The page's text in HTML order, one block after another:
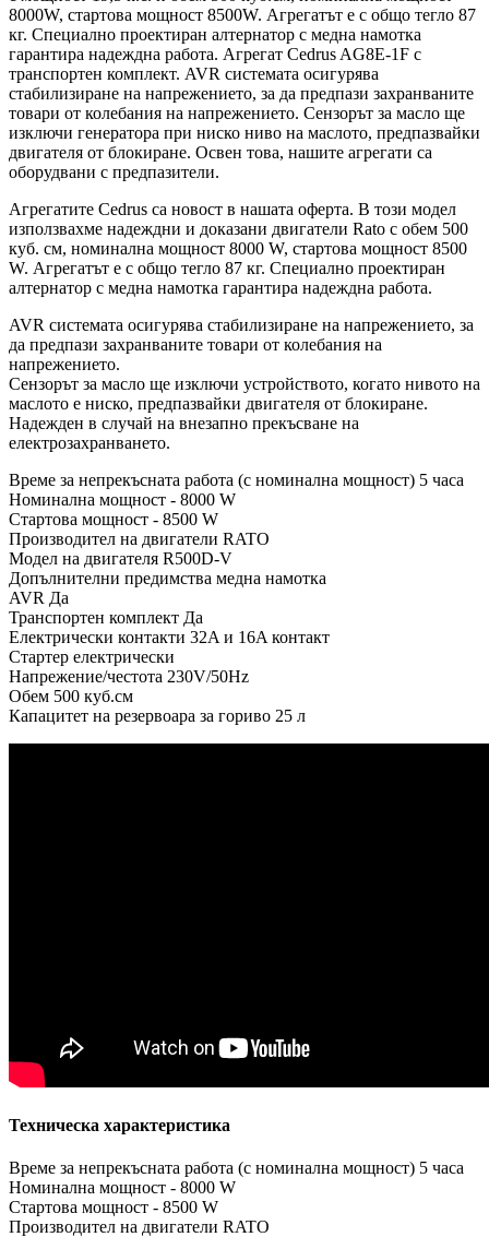
8000W, стартова мощност 8500W. Агрегатът е с общо тегло 87
кг. Специално проектиран алтернатор с медна намотка
гарантира надеждна работа. Агрегат Cedrus AG8E-1F с
транспортен комплект. AVR системата осигурява
стабилизиране на напрежението, за да предпази захранваните
товари от колебания на напрежението. Сензорът за масло ще
изключи генератора при ниско ниво на маслото, предпазвайки
двигателя от блокиране. Освен това, нашите агрегати са
оборудвани с предпазители.
Агрегатите Cedrus са новост в нашата оферта. В този модел
използвахме надеждни и доказани двигатели Rato с обем 500
куб. см, номинална мощност 8000 W, стартова мощност 8500
W. Агрегатът е с общо тегло 87 кг. Специално проектиран
алтернатор с медна намотка гарантира надеждна работа.
AVR системата осигурява стабилизиране на напрежението, за
да предпази захранваните товари от колебания на
напрежението.
Сензорът за масло ще изключи устройството, когато нивото на
маслото е ниско, предпазвайки двигателя от блокиране.
Надежден в случай на внезапно прекъсване на
електрозахранването.
Време за непрекъсната работа (с номинална мощност) 5 часа
Номинална мощност - 8000 W
Стартова мощност - 8500 W
Производител на двигатели RATO
Модел на двигателя R500D-V
Допълнителни предимства медна намотка
AVR Да
Транспортен комплект Да
Електрически контакти 32A и 16A контакт
Стартер електрически
Напрежение/честота 230V/50Hz
Обем 500 куб.см
Капацитет на резервоара за гориво 25 л
Техническа характеристика
Време за непрекъсната работа (с номинална мощност) 5 часа
Номинална мощност - 8000 W
Стартова мощност - 8500 W
Производител на двигатели RATO